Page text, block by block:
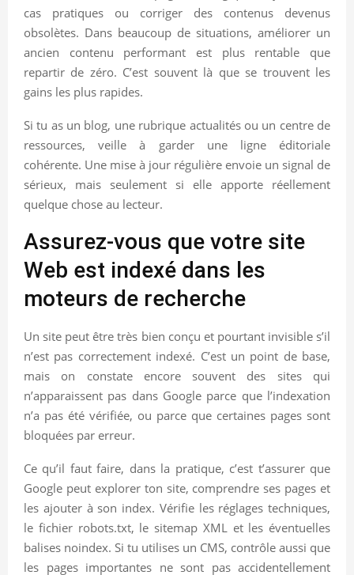
cas pratiques ou corriger des contenus devenus
obsolètes. Dans beaucoup de situations, améliorer un
ancien contenu performant est plus rentable que
repartir de zéro. C’est souvent là que se trouvent les
gains les plus rapides.
Si tu as un blog, une rubrique actualités ou un centre de
ressources, veille à garder une ligne éditoriale
cohérente. Une mise à jour régulière envoie un signal de
sérieux, mais seulement si elle apporte réellement
quelque chose au lecteur.
Assurez-vous que votre site
Web est indexé dans les
moteurs de recherche
Un site peut être très bien conçu et pourtant invisible s’il
n’est pas correctement indexé. C’est un point de base,
mais on constate encore souvent des sites qui
n’apparaissent pas dans Google parce que l’indexation
n’a pas été vérifiée, ou parce que certaines pages sont
bloquées par erreur.
Ce qu’il faut faire, dans la pratique, c’est t’assurer que
Google peut explorer ton site, comprendre ses pages et
les ajouter à son index. Vérifie les réglages techniques,
le fichier robots.txt, le sitemap XML et les éventuelles
balises noindex. Si tu utilises un CMS, contrôle aussi que
les pages importantes ne sont pas accidentellement